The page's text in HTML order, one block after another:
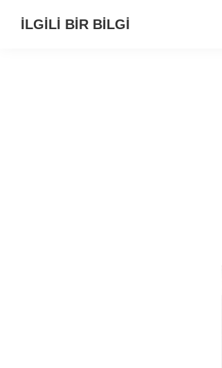
navigasyona
alanaİLGİLİ BİR BİLGİ